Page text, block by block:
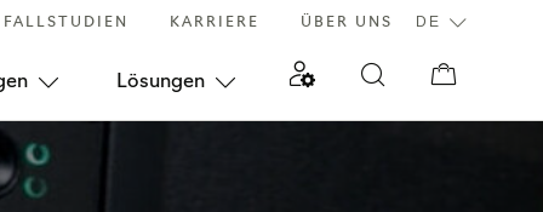
FALLSTUDIEN KARRIERE ÜBER UNS
Lösungen